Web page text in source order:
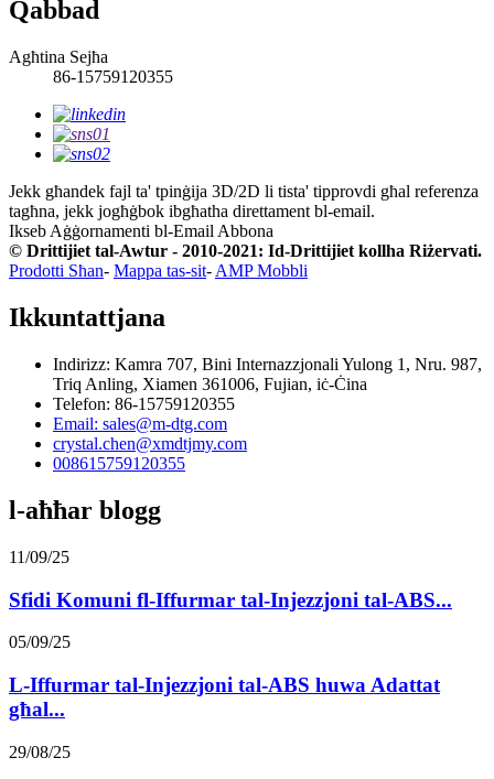
Qabbad
Agħtina Sejħa
86-15759120355
Jekk għandek fajl ta' tpinġija 3D/2D li tista' tipprovdi għal referenza
tagħna, jekk jogħġbok ibgħatha direttament bl-email.
Ikseb Aġġornamenti bl-Email Abbona
© Drittijiet tal-Awtur - 2010-2021: Id-Drittijiet kollha Riżervati.
Prodotti Sħan- Mappa tas-sit- AMP Mobbli
Ikkuntattjana
Indirizz: Kamra 707, Bini Internazzjonali Yulong 1, Nru. 987,
Triq Anling, Xiamen 361006, Fujian, iċ-Ċina
Telefon: 86-15759120355
Email: sales@m-dtg.com
crystal.chen@xmdtjmy.com
008615759120355
l-aħħar blogg
11/09/25
Sfidi Komuni fl-Iffurmar tal-Injezzjoni tal-ABS...
05/09/25
L-Iffurmar tal-Injezzjoni tal-ABS huwa Adattat
għal...
29/08/25